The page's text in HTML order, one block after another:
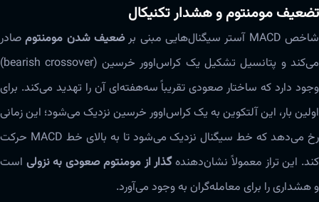
تضعیف مومنتوم و هشدار تکنیکال
شاخص MACD آستر سیگنال‌هایی مبنی بر ضعیف شدن مومنتومصادر
می‌کند و پتانسیل تشکیل یک کراس‌اوور خرسین (bearish crossover)
وجود دارد که ساختار صعودی تقریباً سه‌هفته‌ای آن را تهدید می‌کند. برای
اولین بار، این آلتکوین به یک کراس‌اوور خرسین نزدیک می‌شود؛ این زمانی
رخ می‌دهد که خط سیگنال نزدیک می‌شود تا به بالای خط MACD حرکت
کند. این تراز معمولاً نشان‌دهندهگذار از مومنتوم صعودی به نزولی است
و هشداری را برای معامله‌گران به وجود می‌آورد.